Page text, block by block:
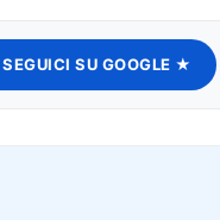
SEGUICI SU GOOGLE ★